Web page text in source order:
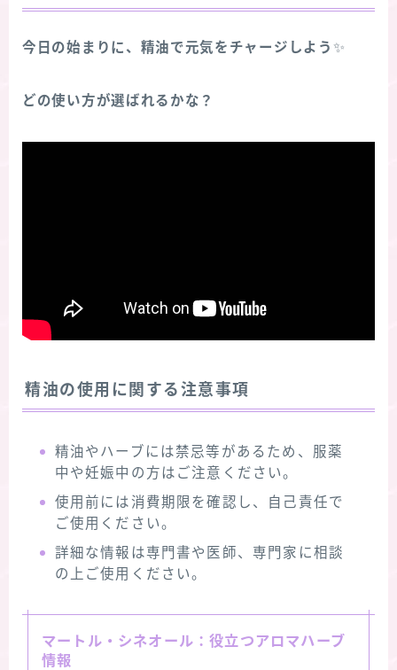
今日の始まりに、精油で元気をチャージしよう ✨
どの使い方が選ばれるかな？
精油の使用に関する注意事項
精油やハーブには禁忌等があるため、服薬
中や妊娠中の方はご注意ください。
使用前には消費期限を確認し、自己責任で
ご使用ください。
詳細な情報は専門書や医師、専門家に相談
の上ご使用ください。
マートル・シネオール：役立つアロマハーブ
情報